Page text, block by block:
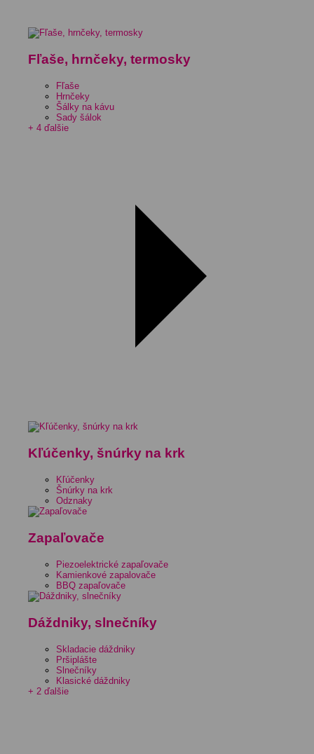
Fľaše, hrnčeky, termosky
Fľaše
Hrnčeky
Šálky na kávu
Sady šálok
+ 4 ďalšie
Kľúčenky, šnúrky na krk
Kľúčenky
Šnúrky na krk
Odznaky
Zapaľovače
Piezoelektrické zapaľovače
Kamienkové zapalovače
BBQ zapaľovače
Dáždniky, slnečníky
Skladacie dáždniky
Pršiplášte
Slnečníky
Klasické dáždniky
+ 2 ďalšie